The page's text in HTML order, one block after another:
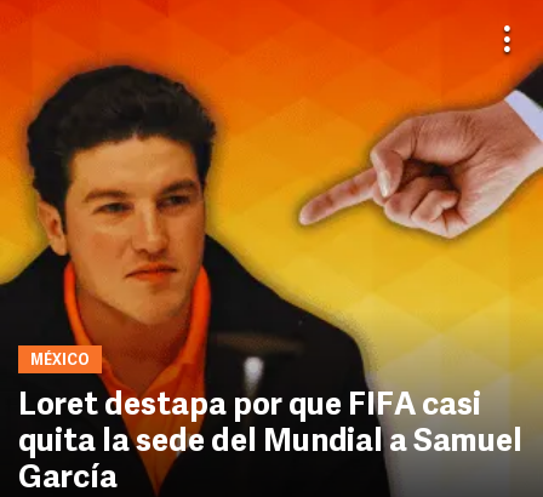
MÉXICO
Loret destapa por que FIFA casi
quita la sede del Mundial a Samuel
García